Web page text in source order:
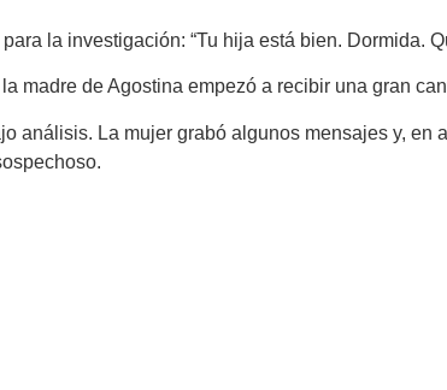
la investigación: “Tu hija está bien. Dormida.
madre de Agostina empezó a recibir una gran
análisis. La mujer grabó algunos mensajes y, en